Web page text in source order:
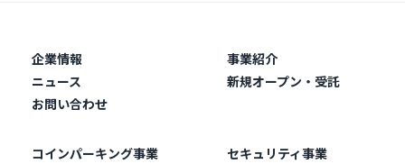
企業情報
事業紹介
ニュース
新規オープン・受託
お問い合わせ
コインパーキング事業 セキュリティ事業